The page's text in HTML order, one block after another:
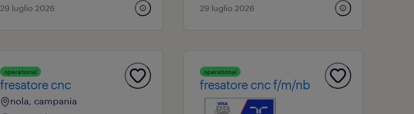
29 luglio 2026 29 luglio 2026
operational
fresatore cnc
nola, campania
operational
fresatore cnc f/m/nb